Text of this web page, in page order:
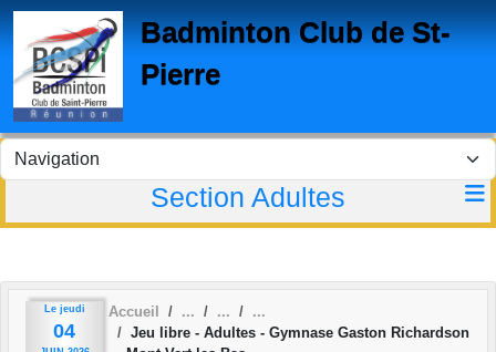
Badminton Club de St-
Pierre
Section Adultes
Le jeudi
04
Accueil
Jeu libre - Adultes - Gymnase Gaston Richardson
Panneau de gestion des cookies